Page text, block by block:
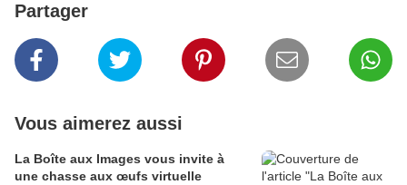
Partager
Vous aimerez aussi
La Boîte aux Images vous invite à
une chasse aux œufs virtuelle